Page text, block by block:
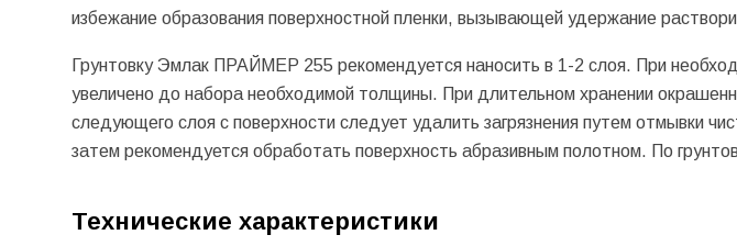
избежание образования поверхностной пленки, вызывающей удержание
Грунтовку Эмлак ПРАЙМЕР 255 рекомендуется наносить в 1-2 слоя. При
увеличено до набора необходимой толщины. При длительном хранении
следующего слоя с поверхности следует удалить загрязнения путем отмывки
затем рекомендуется обработать поверхность абразивным полотном. По
Технические характеристики